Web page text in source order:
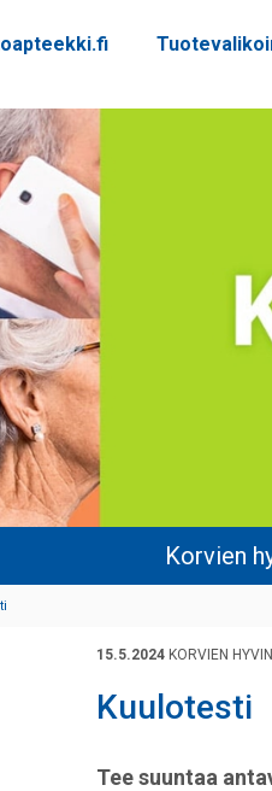
Korvien
15.5.2024 KORVIEN
Kuulotesti
Tee suuntaa